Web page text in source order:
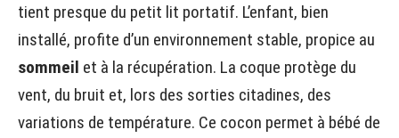
tient presque du petit lit portatif. L’enfant, bien
installé, profite d’un environnement stable, propice au
sommeil et à la récupération. La coque protège du
vent, du bruit et, lors des sorties citadines, des
variations de température. Ce cocon permet à bébé de